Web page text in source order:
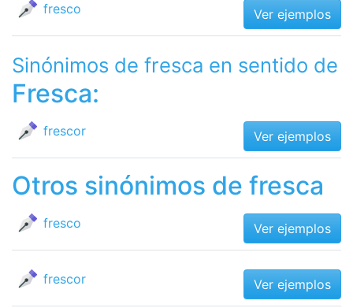
fresco Ver ejemplos
Sinónimos de fresca en sentido de
Fresca:
frescor Ver ejemplos
Otros sinónimos de fresca
fresco Ver ejemplos
frescor Ver ejemplos